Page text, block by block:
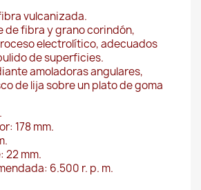
vulcanizada.
de fibra y grano corindón,
electrolítico, adecuados
de superficies.
amoladoras angulares,
de lija sobre un plato de goma
178 mm.
22 mm.
6.500 r. p. m.